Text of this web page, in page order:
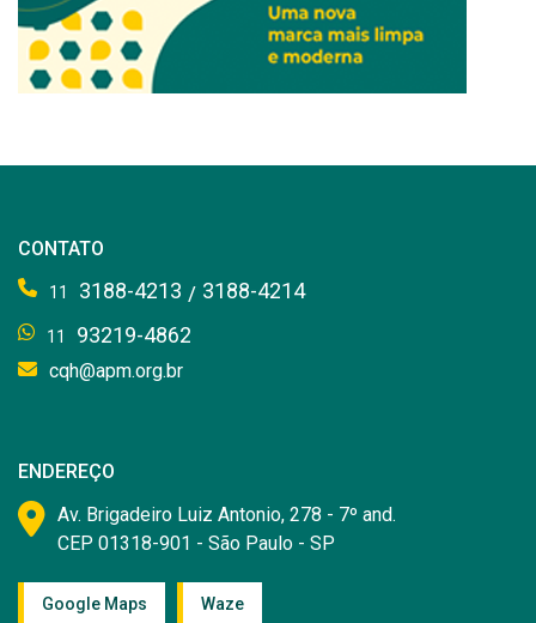
CONTATO
11 3188-4213 / 3188-4214
11 93219-4862
cqh@apm.org.br
ENDEREÇO
Av. Brigadeiro Luiz Antonio, 278 - 7º and.
CEP 01318-901 - São Paulo - SP
Google Maps Waze